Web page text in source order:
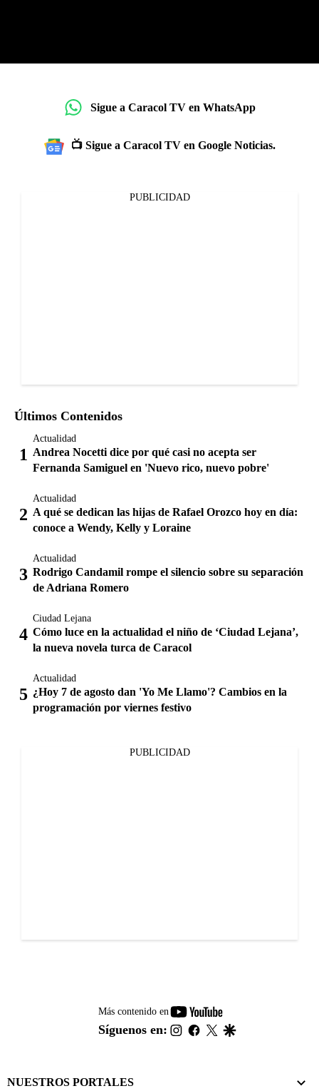
Sigue a Caracol TV en WhatsApp
📺 Sigue a Caracol TV en Google Noticias.
PUBLICIDAD
Últimos Contenidos
Actualidad
Andrea Nocetti dice por qué casi no acepta ser
Fernanda Samiguel en 'Nuevo rico, nuevo pobre'
Actualidad
A qué se dedican las hijas de Rafael Orozco hoy en día:
conoce a Wendy, Kelly y Loraine
Actualidad
Rodrigo Candamil rompe el silencio sobre su separación
de Adriana Romero
Ciudad Lejana
Cómo luce en la actualidad el niño de ‘Ciudad Lejana’,
la nueva novela turca de Caracol
Actualidad
¿Hoy 7 de agosto dan 'Yo Me Llamo'? Cambios en la
programación por viernes festivo
PUBLICIDAD
Más contenido en
youtube-
footer
Síguenos en: instagram
facebook
twitter
NUESTROS PORTALES